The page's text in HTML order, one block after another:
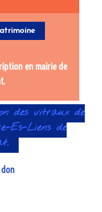
en mairie de
des vitraux de
Es-Liens de